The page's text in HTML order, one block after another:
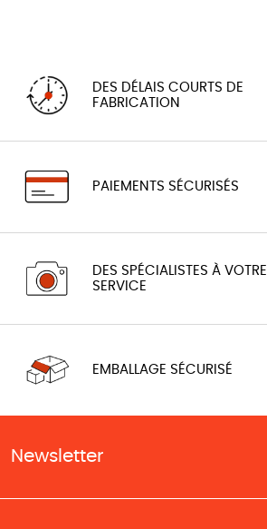
DES DÉLAIS COURTS DE
FABRICATION
PAIEMENTS SÉCURISÉS
DES SPÉCIALISTES À VOTRE
SERVICE
EMBALLAGE SÉCURISÉ
Newsletter